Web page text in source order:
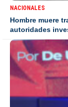
NACIONALES
Hombre muere
autoridades